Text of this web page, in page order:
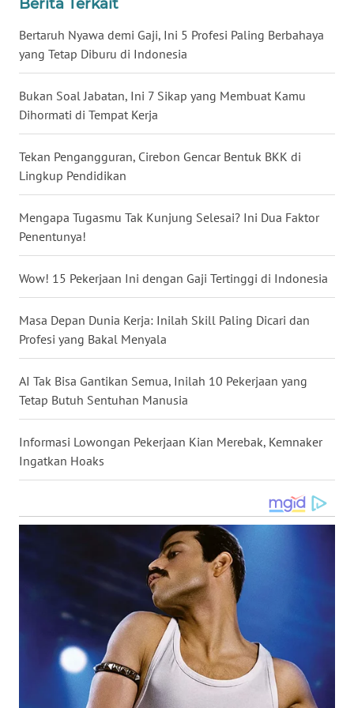
Berita Terkait
Bertaruh Nyawa demi Gaji, Ini 5 Profesi Paling Berbahaya
yang Tetap Diburu di Indonesia
Bukan Soal Jabatan, Ini 7 Sikap yang Membuat Kamu
Dihormati di Tempat Kerja
Tekan Pengangguran, Cirebon Gencar Bentuk BKK di
Lingkup Pendidikan
Mengapa Tugasmu Tak Kunjung Selesai? Ini Dua Faktor
Penentunya!
Wow! 15 Pekerjaan Ini dengan Gaji Tertinggi di Indonesia
Masa Depan Dunia Kerja: Inilah Skill Paling Dicari dan
Profesi yang Bakal Menyala
AI Tak Bisa Gantikan Semua, Inilah 10 Pekerjaan yang
Tetap Butuh Sentuhan Manusia
Informasi Lowongan Pekerjaan Kian Merebak, Kemnaker
Ingatkan Hoaks
SERAMBI
JAMBI
SULTRA
NTB
WN
SULTENG
WN
SULBAR
WN
BABEL
WN
JATENG